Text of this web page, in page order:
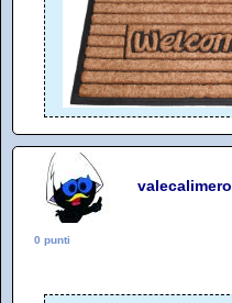
valecalimero
0 punti